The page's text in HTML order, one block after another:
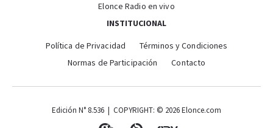
Elonce Radio en vivo
INSTITUCIONAL
Política de Privacidad
Términos y Condiciones
Normas de Participación
Contacto
Edición N° 8.536 | COPYRIGHT: © 2026 Elonce.com